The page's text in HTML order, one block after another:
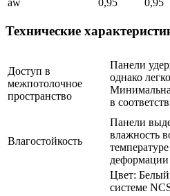
Технические
Доступ в
межпотолочное
пространство
Панели
однако
в
Влагостойкость
Панели
влажность
деформации
Цвет:
системе